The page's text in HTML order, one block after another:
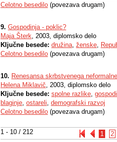
1 - 10 / 212 1 2
Celotno besedilo (povezava drugam)
9. Gospodinja - poklic?
Maja Šterk, 2003, diplomsko delo
Ključne besede: družina, ženske,
Celotno besedilo (povezava drugam)
10. Renesansa skrbstvenega
Helena Miklavič, 2003, diplomsko delo
Ključne besede: spolne razlike,
blaginje, ostareli, demografski razvoj
Celotno besedilo (povezava drugam)